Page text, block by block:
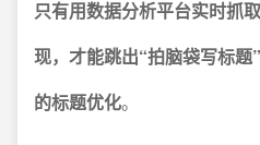
只有用数据分析平台实时抓
现，才能跳出“拍脑袋写标
的标题优化。